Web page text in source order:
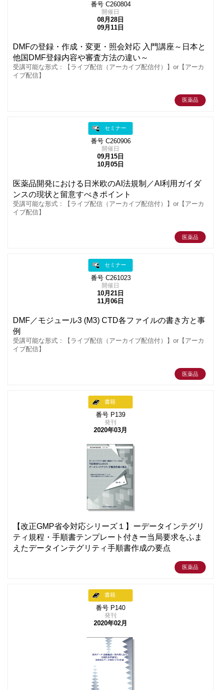
番号 C260804
開催日
08月28日
09月11日
DMFの登録・作成・変更・照会対応 入門講座～日本と
他国DMF登録内容や審査方法の違い～
受講可能な形式：【ライブ配信（アーカイブ配信付）】or【アーカ
イブ配信】
医薬品
セミナー
番号 C260906
開催日
09月15日
10月05日
医薬品開発における日米欧のAI法規制／AI利用ガイダ
ンスの現状と留意すべきポイント
受講可能な形式：【ライブ配信（アーカイブ配信付）】or【アーカ
イブ配信】
医薬品
セミナー
番号 C261023
開催日
10月21日
11月06日
DMF／モジュール3 (M3) CTD各ファイルの書き方と事
例
受講可能な形式：【ライブ配信（アーカイブ配信付）】or【アーカ
イブ配信】
医薬品
書籍
番号 P139
発刊
2020年03月
【改正GMP省令対応シリーズ１】ーデータインテグリ
ティ規程・手順書テンプレート付きー当局要求をふま
えたデータインテグリティ手順書作成の要点
医薬品
書籍
番号 P140
発刊
2020年02月